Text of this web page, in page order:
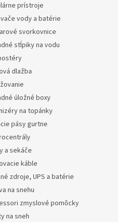
prístroje
vody a batérie
svorkovnice
stĺpiky na vodu
dlažba
úložné boxy
na topánky
pásy gurtne
a sekáče
káble
zdroje, UPS a batérie
na snehu
zmyslové pomôcky
na sneh